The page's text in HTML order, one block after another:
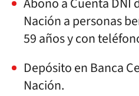
Nación a personas
59 años y con
Depósito en Banca
Nación.